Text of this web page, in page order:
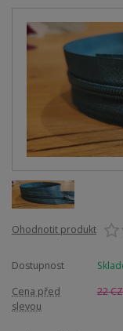
Ohodnotit produkt
Dostupnost
Cena před
slevou
22